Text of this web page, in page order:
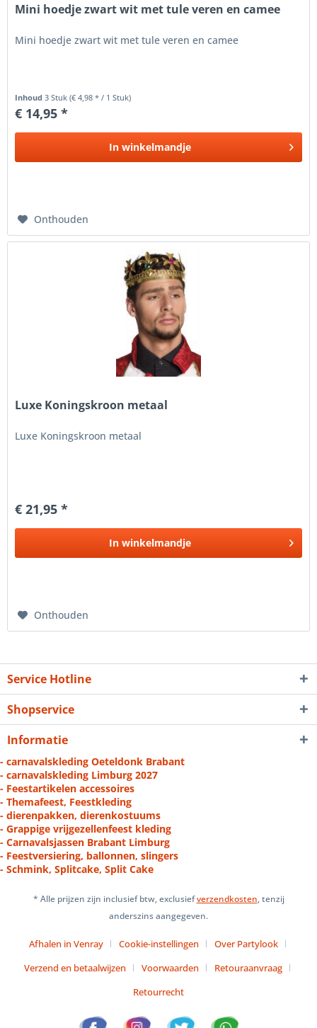
Mini hoedje zwart wit met tule veren en camee
Mini hoedje zwart wit met tule veren en camee
Inhoud3 Stuk(€ 4,98 * / 1 Stuk)
€ 14,95 *
In winkelmandje
Onthouden
Luxe Koningskroon metaal
Luxe Koningskroon metaal
€ 21,95 *
In winkelmandje
Onthouden
Service Hotline
Shopservice
Informatie
- carnavalskleding Oeteldonk Brabant
- carnavalskleding Limburg 2027
- Feestartikelen accessoires
- Themafeest, Feestkleding
- dierenpakken, dierenkostuums
- Grappige vrijgezellenfeest kleding
- Carnavalsjassen Brabant Limburg
- Feestversiering, ballonnen, slingers
- Schmink, Splitcake, Split Cake
* Alle prijzen zijn inclusief btw, exclusiefverzendkosten, tenzij
anderszins aangegeven.
Afhalen in Venray Cookie-instellingen
Over Partylook
Verzend en betaalwijzen
Voorwaarden
Retouraanvraag
Retourrecht